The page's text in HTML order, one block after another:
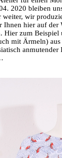
2020 bleiben
wir
Ihnen hier auf der
Hier zum Beispiel
mit Ärmeln)